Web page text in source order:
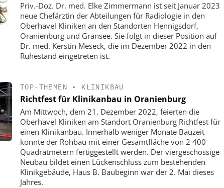
Priv.-Doz. Dr. med. Elke Zimmermann ist seit Januar 2023
neue Chefärztin der Abteilungen für Radiologie in den
Oberhavel Kliniken an den Standorten Hennigsdorf,
Oranienburg und Gransee. Sie folgt in dieser Position auf
Dr. med. Kerstin Meseck, die im Dezember 2022 in den
Ruhestand eingetreten ist.
TOP-THEMEN • KLINIKBAU
Richtfest für Klinikanbau in Oranienburg
Am Mittwoch, dem 21. Dezember 2022, feierten die
Oberhavel Kliniken am Standort Oranienburg Richtfest für
einen Klinikanbau. Innerhalb weniger Monate Bauzeit
konnte der Rohbau mit einer Gesamtfläche von 2 400
Quadratmetern fertiggestellt werden. Der viergeschossige
Neubau bildet einen Lückenschluss zum bestehenden
Klinikgebäude, Haus B. Baubeginn war der 2. Mai dieses
Jahres.